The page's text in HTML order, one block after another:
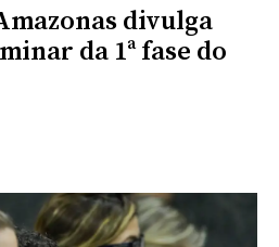
divulga
da 1ª fase do